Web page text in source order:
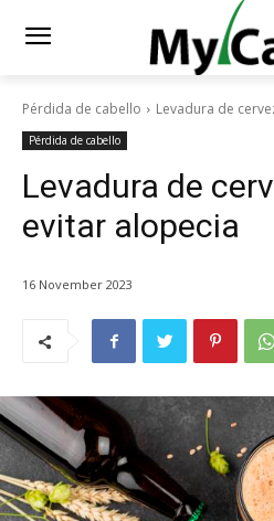
Pérdida de cabello Levadura de
Pérdida de cabello
Levadura de
evitar alopecia
16 November 2023